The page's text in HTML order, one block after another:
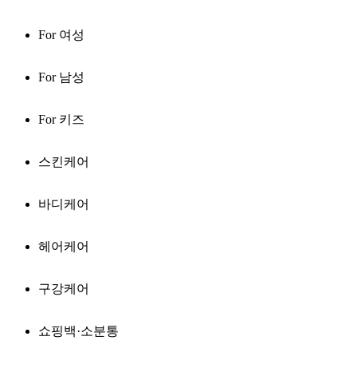
For 여성
For 남성
For 키즈
스킨케어
바디케어
헤어케어
구강케어
쇼핑백·소분통